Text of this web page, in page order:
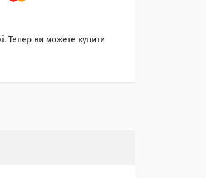
Тепер ви можете купити